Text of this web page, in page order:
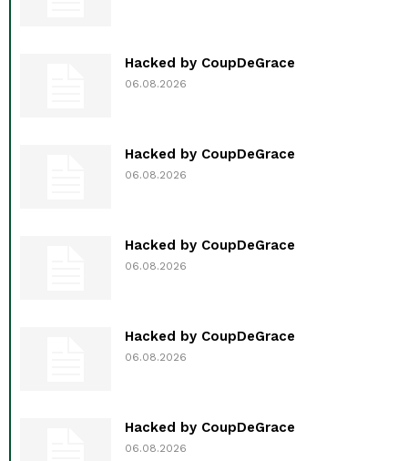
Hacked by CoupDeGrace
06.08.2026
Hacked by CoupDeGrace
06.08.2026
Hacked by CoupDeGrace
06.08.2026
Hacked by CoupDeGrace
06.08.2026
Hacked by CoupDeGrace
06.08.2026